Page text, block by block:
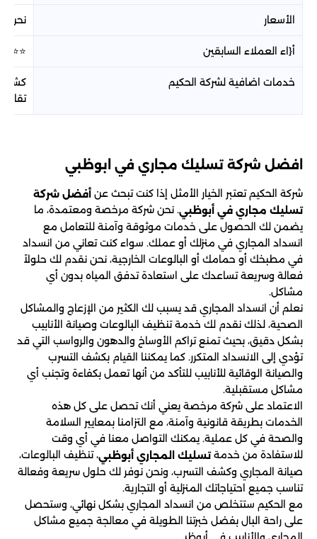
الأسعار نحن
أ{اء العملاء السابقين
خدمات اضافية لشركة الحكيم
كششف
افضل شركة تسليك مجاري في ابوظبي
شركة الحكيم تعتبر الخيار الأمثل إذا كنت تبحث عن أفضل شركة
تسليك مجاري في أبوظبي. نحن شركة مرخصة ومعتمدة، ما
يضمن لك الحصول على خدمات موثوقة وآمنة للتعامل مع
انسداد المجاري في منزلك أو عملك. سواء كنت تعاني من انسداد
في مطبخك أو حمامك أو البالوعات الخارجية، نحن نقدم لك حلولاً
فعالة وسريعة تساعدك على استعادة تدفق المياه بدون أي
مشاكل.
نعلم أن انسداد المجاري قد يسبب لك الكثير من الإزعاج والمشاكل
الصحية، لذلك نقدم لك خدمة تنظيف البالوعات وصيانة الأنابيب
بشكل دقيق، بحيث تمنع تراكم الأوساخ والدهون والرواسب التي قد
تؤدي إلى الانسداد المتكرر. كما يمكننا القيام بكشف التسرب
والصيانة الوقائية للأنابيب للتأكد من أنها تعمل بكفاءة وتجنب أي
مشاكل مستقبلية.
الاعتماد على شركة مرخصة يعني أنك تحصل على كل هذه
الخدمات بطريقة قانونية وآمنة، مع التزامنا بمعايير السلامة
والصحة في كل عملية. يمكنك التواصل معنا في أي وقت
للاستفادة من خدمةتسليك المجاري أبوظبي، تنظيف البالوعات،
صيانة المجاري وكشف التسرب، ونحن نوفر لك حلول سريعة وفعالة
تناسب جميع احتياجاتك المنزلية أو التجارية.
مع الحكيم ستتخلص من انسداد المجاري بشكل نهائي، وستحصل
على راحة البال بفضل خبرتنا الطويلة في معالجة جميع مشاكل